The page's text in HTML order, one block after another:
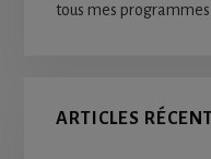
tous mes
ARTICLES